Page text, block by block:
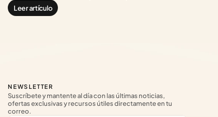
Leer artículo
NEWSLETTER
Suscríbete y mantente al día con las últimas noticias,
ofertas exclusivas y recursos útiles directamente en tu
correo.